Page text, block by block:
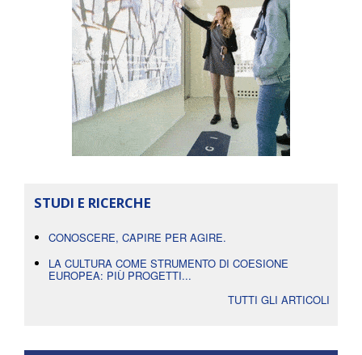
STUDI E RICERCHE
CONOSCERE, CAPIRE PER AGIRE.
LA CULTURA COME STRUMENTO DI COESIONE
EUROPEA: PIÙ PROGETTI...
TUTTI GLI ARTICOLI